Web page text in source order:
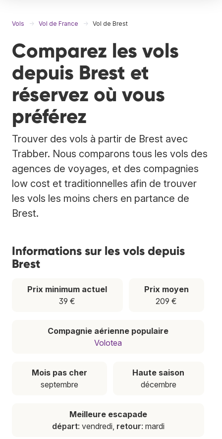
Vols Vol de France Vol de Brest
Comparez les vols
depuis Brest et
réservez où vous
préférez
Trouver des vols à partir de Brest avec
Trabber. Nous comparons tous les vols des
agences de voyages, et des compagnies
low cost et traditionnelles afin de trouver
les vols les moins chers en partance de
Brest.
Informations sur les vols depuis
Brest
Prix minimum actuel
39 €
Prix moyen
209 €
Compagnie aérienne populaire
Volotea
Mois pas cher
septembre
Haute saison
décembre
Meilleure escapade
départ: vendredi, retour: mardi